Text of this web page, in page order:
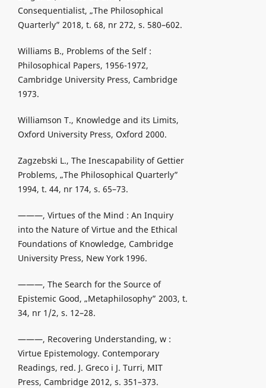
Consequentialist, „The Philosophical
Quarterly” 2018, t. 68, nr 272, s. 580–602.
Williams B., Problems of the Self :
Philosophical Papers, 1956-1972,
Cambridge University Press, Cambridge
1973.
Williamson T., Knowledge and its Limits,
Oxford University Press, Oxford 2000.
Zagzebski L., The Inescapability of Gettier
Problems, „The Philosophical Quarterly”
1994, t. 44, nr 174, s. 65–73.
———, Virtues of the Mind : An Inquiry
into the Nature of Virtue and the Ethical
Foundations of Knowledge, Cambridge
University Press, New York 1996.
———, The Search for the Source of
Epistemic Good, „Metaphilosophy” 2003, t.
34, nr 1/2, s. 12–28.
———, Recovering Understanding, w :
Virtue Epistemology. Contemporary
Readings, red. J. Greco i J. Turri, MIT
Press, Cambridge 2012, s. 351–373.